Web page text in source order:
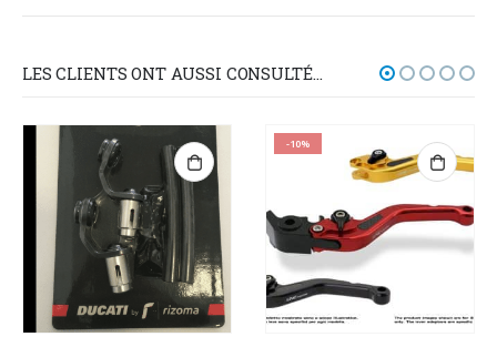
LES CLIENTS ONT AUSSI CONSULTÉ…
-10%